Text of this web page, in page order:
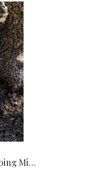
Gel douche/Shampooing Miel 1L